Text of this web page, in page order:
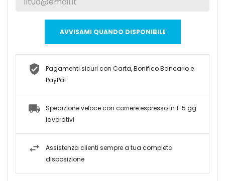
AVVISAMI QUANDO DISPONIBILE
Pagamenti sicuri con Carta, Bonifico Bancario e
PayPal
Spedizione veloce con corriere espresso in 1-5 gg
lavorativi
Assistenza clienti sempre a tua completa
disposizione